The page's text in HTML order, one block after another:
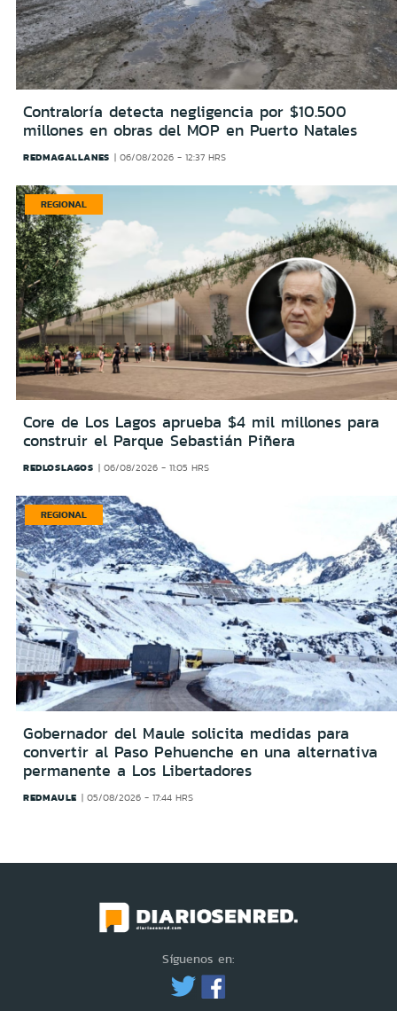
Contraloría detecta negligencia por $10.500
millones en obras del MOP en Puerto Natales
REDMAGALLANES 06/08/2026 - 12:37 HRS
REGIONAL
Core de Los Lagos aprueba $4 mil millones para
construir el Parque Sebastián Piñera
REDLOSLAGOS 06/08/2026 - 11:05 HRS
REGIONAL
Gobernador del Maule solicita medidas para
convertir al Paso Pehuenche en una alternativa
permanente a Los Libertadores
REDMAULE 05/08/2026 - 17:44 HRS
Síguenos en: